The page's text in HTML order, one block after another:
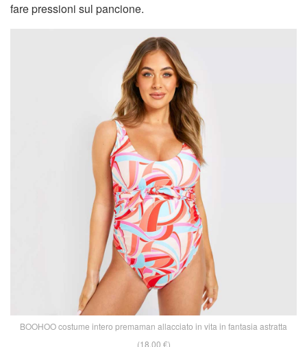
fare pressioni sul pancione.
BOOHOO costume intero premaman allacciato in vita in fantasia astratta
(18,00 €)